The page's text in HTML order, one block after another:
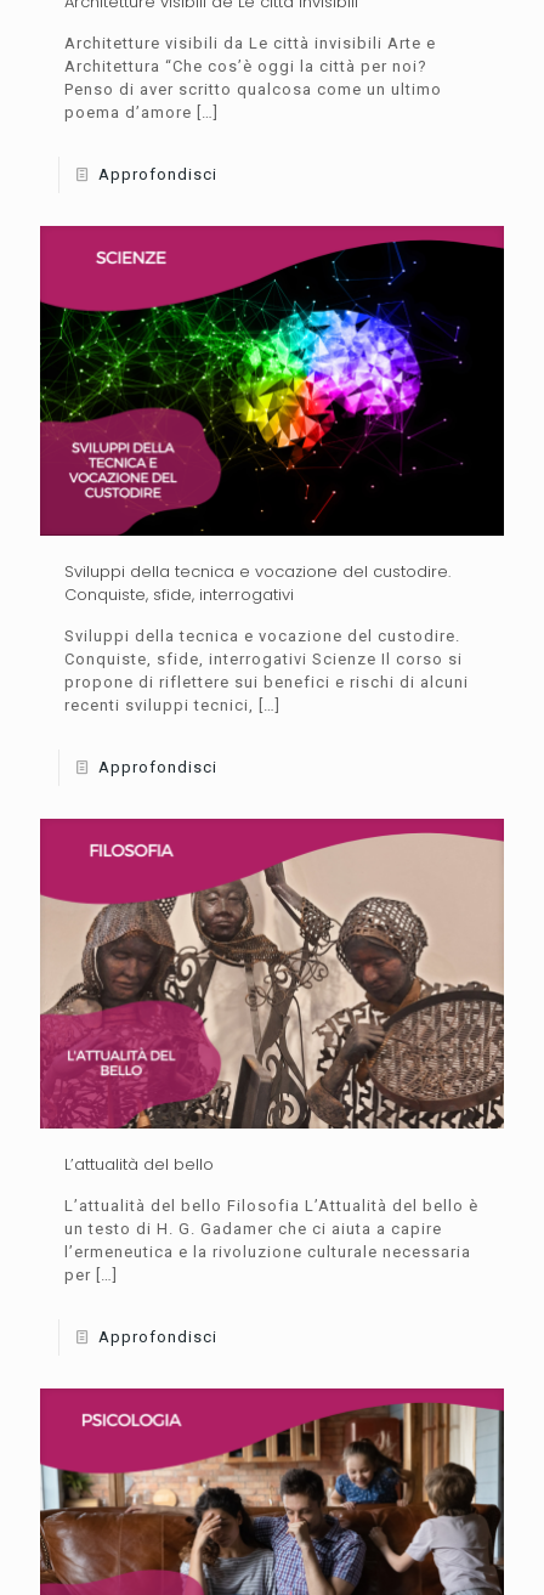
Architetture visibili da Le città invisibili Arte e
Architettura “Che cos’è oggi la città per noi?
Penso di aver scritto qualcosa come un ultimo
poema d’amore […]
Approfondisci
Sviluppi della tecnica e vocazione del custodire.
Conquiste, sfide, interrogativi
Sviluppi della tecnica e vocazione del custodire.
Conquiste, sfide, interrogativi Scienze Il corso si
propone di riflettere sui benefici e rischi di alcuni
recenti sviluppi tecnici,
Approfondisci
L’attualità del bello
L’attualità del bello Filosofia L’Attualità del bello è
un testo di H. G. Gadamer che ci aiuta a capire
l’ermeneutica e la rivoluzione culturale necessaria
per […]
Approfondisci